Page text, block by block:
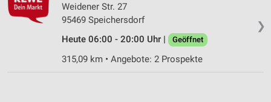
❯
Weidener Str. 27
95469 Speichersdorf
Heute 06:00 - 20:00 Uhr |
Geöffnet
315,09 km • Angebote: 2 Prospekte